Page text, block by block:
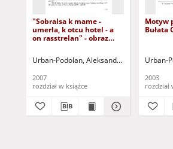
"Sobralsa k mame -
umerla, k otcu hotel - a
on rasstrelan" - obraz
Urban-Podolan, Aleksandra (1974- )
2007
rozdział w książce
Motyw
Bułata
Urban-
2003
rozdział